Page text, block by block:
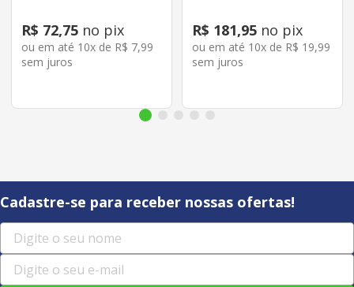
R$ 72,75 no pix
ou em até 10x de R$ 7,99
sem juros
R$ 181,95 no pix
ou em até 10x de R$ 19,99
sem juros
Cadastre-se para receber nossas ofertas!